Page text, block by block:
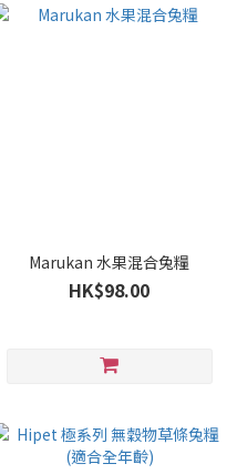
Marukan 水果混合兔糧
HK$98.00